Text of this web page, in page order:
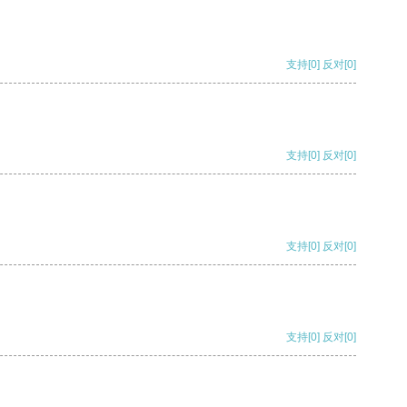
支持[0] 反对[0]
支持[0] 反对[0]
支持[0] 反对[0]
支持[0] 反对[0]